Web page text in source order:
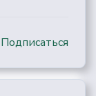
Подписаться